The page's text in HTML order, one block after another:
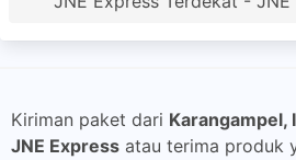
Kiriman paket dari Karangampel,
JNE Express atau terima produk